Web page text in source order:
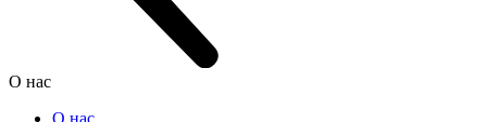
О нас